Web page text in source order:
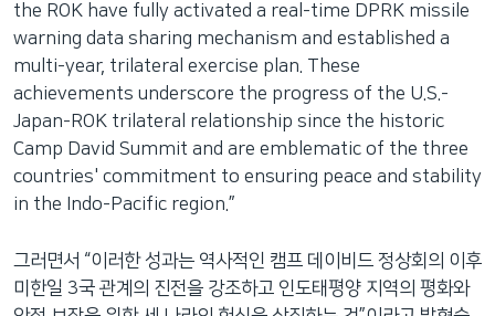
the ROK have fully activated a real-time DPRK missile
warning data sharing mechanism and established a
multi-year, trilateral exercise plan. These
achievements underscore the progress of the U.S.-
Japan-ROK trilateral relationship since the historic
Camp David Summit and are emblematic of the three
countries' commitment to ensuring peace and stability
in the Indo-Pacific region.”
그러면서 “이러한 성과는 역사적인 캠프 데이비드 정상회의 이후
미한일 3국 관계의 진전을 강조하고 인도태평양 지역의 평화와